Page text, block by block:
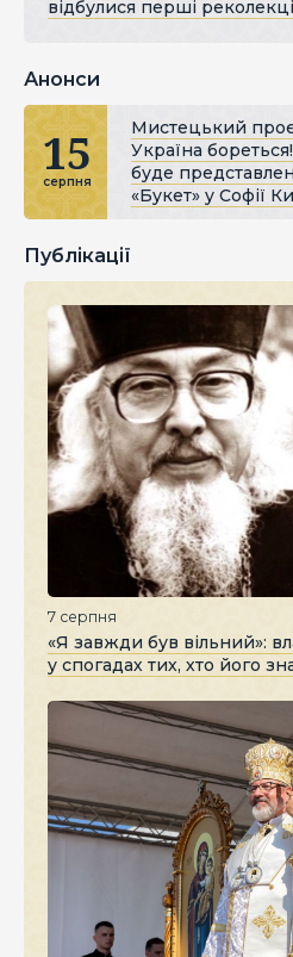
відбулися перші
Анонси
15
серпня
Мистецький
Україна
буде
«Букет» у Софії
Публікації
7 серпня
«Я завжди був вільний»:
у спогадах тих, хто його